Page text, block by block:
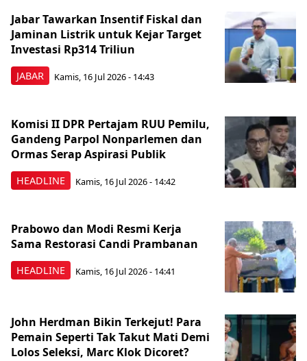
JABAR
Jabar Tawarkan Insentif Fiskal dan
Jaminan Listrik untuk Kejar Target
Investasi Rp314 Triliun
Kamis, 16 Jul 2026 - 14:43
HEADLINE
Komisi II DPR Pertajam RUU Pemilu,
Gandeng Parpol Nonparlemen dan
Ormas Serap Aspirasi Publik
Kamis, 16 Jul 2026 - 14:42
HEADLINE
Prabowo dan Modi Resmi Kerja
Sama Restorasi Candi Prambanan
Kamis, 16 Jul 2026 - 14:41
John Herdman Bikin Terkejut! Para
Pemain Seperti Tak Takut Mati Demi
Lolos Seleksi, Marc Klok Dicoret?